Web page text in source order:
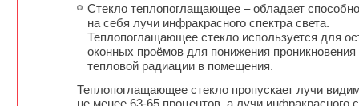
Cтекло теплопоглащающее – обладает
на себя лучи инфракрасного спектра света.
Теплопоглащающее стекло используется для
оконных проёмов для понижения проникновения
тепловой радиации в помещения.
Теплопоглащающее стекло пропускает лучи